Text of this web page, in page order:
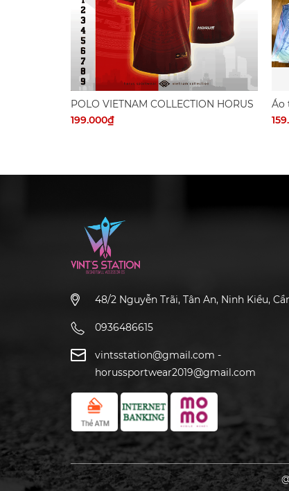
POLO VIETNAM COLLECTION HORUS
199.000₫
Áo
cái
48/2 Nguyễn Trãi, Tân An, Ninh Kiều,
0936486615
vintsstation@gmail.com -
horussportwear2019@gmail.com